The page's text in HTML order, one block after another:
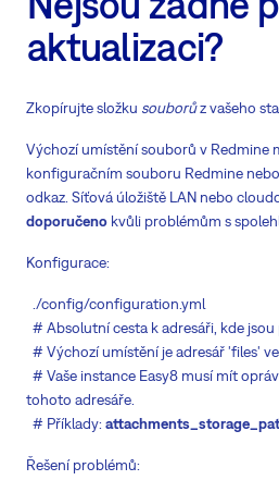
aktualizaci?
Zkopírujte složku souborůz vašeho
Výchozí umístění souborů v Redmine
konfiguračním souboru Redmine
odkaz. Síťová úložiště LAN nebo
doporučeno kvůli problémům s
Konfigurace:
./config/configuration.yml
# Absolutní cesta k adresáři, kde jsou
# Výchozí umístění je adresář 'files'
# Vaše instance Easy8 musí mít
tohoto adresáře.
# Příklady:
Řešení problémů: